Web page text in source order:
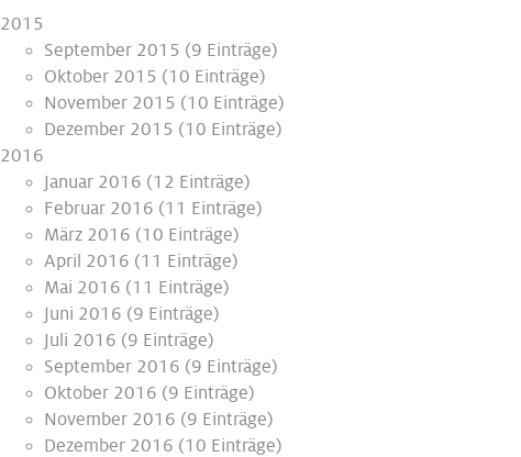
2015
September 2015 (9 Einträge)
Oktober 2015 (10 Einträge)
November 2015 (10 Einträge)
Dezember 2015 (10 Einträge)
2016
Januar 2016 (12 Einträge)
Februar 2016 (11 Einträge)
März 2016 (10 Einträge)
April 2016 (11 Einträge)
Mai 2016 (11 Einträge)
Juni 2016 (9 Einträge)
Juli 2016 (9 Einträge)
September 2016 (9 Einträge)
Oktober 2016 (9 Einträge)
November 2016 (9 Einträge)
Dezember 2016 (10 Einträge)